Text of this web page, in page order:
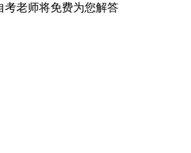
考老师将免费为您解答